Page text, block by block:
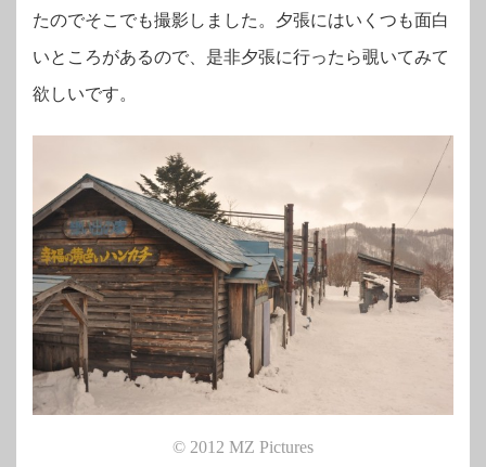
たのでそこでも撮影しました。夕張にはいくつも面白
いところがあるので、是非夕張に行ったら覗いてみて
欲しいです。
© 2012 MZ Pictures